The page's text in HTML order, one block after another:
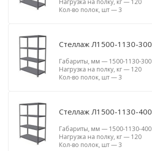
Кол-во полок, шт—3
Стеллаж Л1500-1130-300
Габариты, мм — 1500-1130-300
Нагрузка на полку, кг— 120
Кол-во полок, шт—3
Стеллаж Л1500-1130-400
Габариты, мм — 1500-1130-400
Нагрузка на полку, кг— 120
Кол-во полок, шт—3